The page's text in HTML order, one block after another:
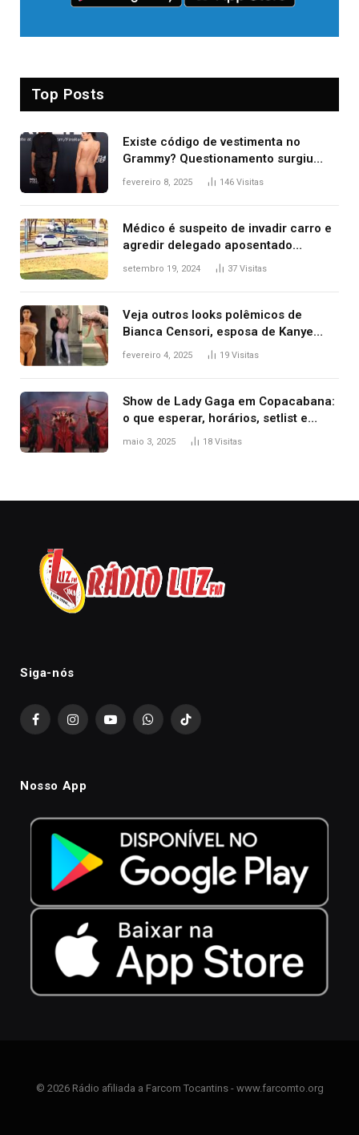
Top Posts
Existe código de vestimenta no
Grammy? Questionamento surgiu
após Bianca Censori, mulher de
fevereiro 8, 2025 146 Visitas
Médico é suspeito de invadir carro e
agredir delegado aposentado
durante confusão no trânsito
setembro 19, 2024 37 Visitas
Veja outros looks polêmicos de
Bianca Censori, esposa de Kanye
West que apareceu nua no Grammy
fevereiro 4, 2025 19 Visitas
Show de Lady Gaga em Copacabana:
o que esperar, horários, setlist e
onde assistir
maio 3, 2025 18 Visitas
Siga-nós
FacebookInstagramYouTubeWhatsAppTikTok
Nosso App
© 2026 Rádio afiliada a Farcom Tocantins - www.farcomto.org